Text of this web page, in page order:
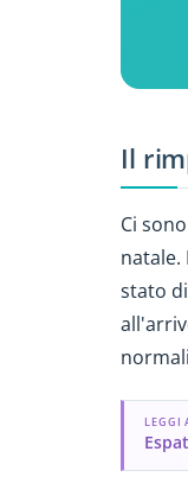
Il
Ci
natale.
stato
LEGGI